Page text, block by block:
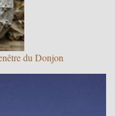
du Donjon